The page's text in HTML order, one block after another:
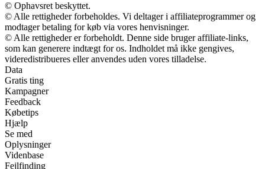
© Ophavsret beskyttet.
© Alle rettigheder forbeholdes. Vi deltager i affiliateprogrammer og
modtager betaling for køb via vores henvisninger.
© Alle rettigheder er forbeholdt. Denne side bruger affiliate-links,
som kan generere indtægt for os. Indholdet må ikke gengives,
videredistribueres eller anvendes uden vores tilladelse.
Data
Gratis ting
Kampagner
Feedback
Købetips
Hjælp
Se med
Oplysninger
Videnbase
Fejlfinding